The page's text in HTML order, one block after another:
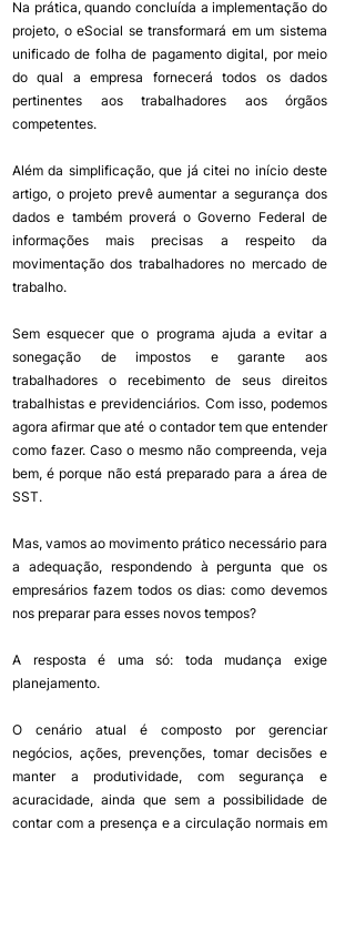
Na prática, quando concluída a implementação do
projeto, o eSocial se transformará em um sistema
unificado de folha de pagamento digital, por meio
do qual a empresa fornecerá todos os dados
pertinentes aos trabalhadores aos órgãos
competentes.
Além da simplificação, que já citei no início deste
artigo, o projeto prevê aumentar a segurança dos
dados e também proverá o Governo Federal de
informações mais precisas a respeito da
movimentação dos trabalhadores no mercado de
trabalho.
Sem esquecer que o programa ajuda a evitar a
sonegação de impostos e garante aos
trabalhadores o recebimento de seus direitos
trabalhistas e previdenciários. Com isso, podemos
agora afirmar que até o contador tem que entender
como fazer. Caso o mesmo não compreenda, veja
bem, é porque não está preparado para a área de
SST.
Mas, vamos ao movimento prático necessário para
a adequação, respondendo à pergunta que os
empresários fazem todos os dias: como devemos
nos preparar para esses novos tempos?
A resposta é uma só: toda mudança exige
planejamento.
O cenário atual é composto por gerenciar
negócios, ações, prevenções, tomar decisões e
manter a produtividade, com segurança e
acuracidade, ainda que sem a possibilidade de
contar com a presença e a circulação normais em